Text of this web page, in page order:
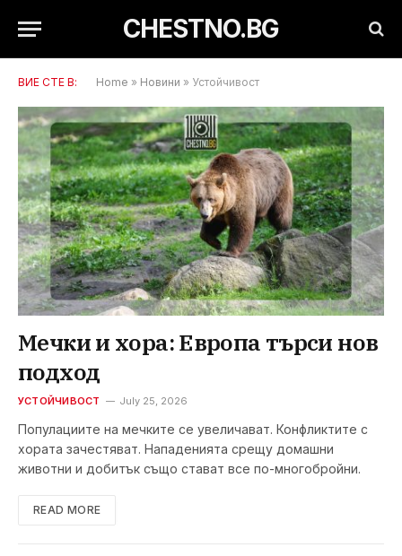
CHESTNO.BG
ВИЕ СТЕ В: Home » Новини » Устойчивост
Мечки и хора: Европа търси нов
подход
УСТОЙЧИВОСТ July 25, 2026
Популациите на мечките се увеличават. Конфликтите с
хората зачестяват. Нападенията срещу домашни
животни и добитък също стават все по-многобройни.
READ MORE